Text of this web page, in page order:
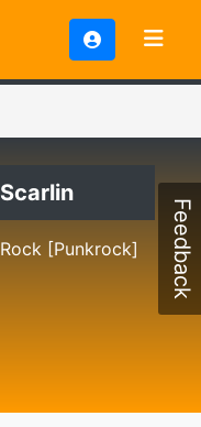
Scarlin
Rock [Punkrock] Feedback